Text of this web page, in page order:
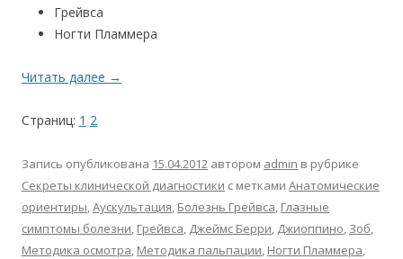
Грейвса
Ногти Пламмера
Читать далее →
Страниц: 1 2
Запись опубликована 15.04.2012 автором admin в рубрике
Секреты клинической диагностики с метками Анатомические
ориентиры,Аускультация, Болезнь Грейвса, Глазные
симптомы болезни, Грейвса, Джеймс Берри, Джиоппино, Зоб,
Методика осмотра, Методика пальпации, Ногти Пламмера,